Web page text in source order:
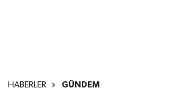
HABERLER GÜNDEM